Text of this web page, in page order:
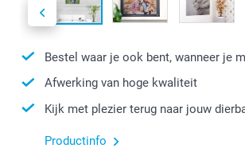
Bestel waar je ook bent, wanneer je
Afwerking van hoge kwaliteit
Kijk met plezier terug naar jouw
Productinfo